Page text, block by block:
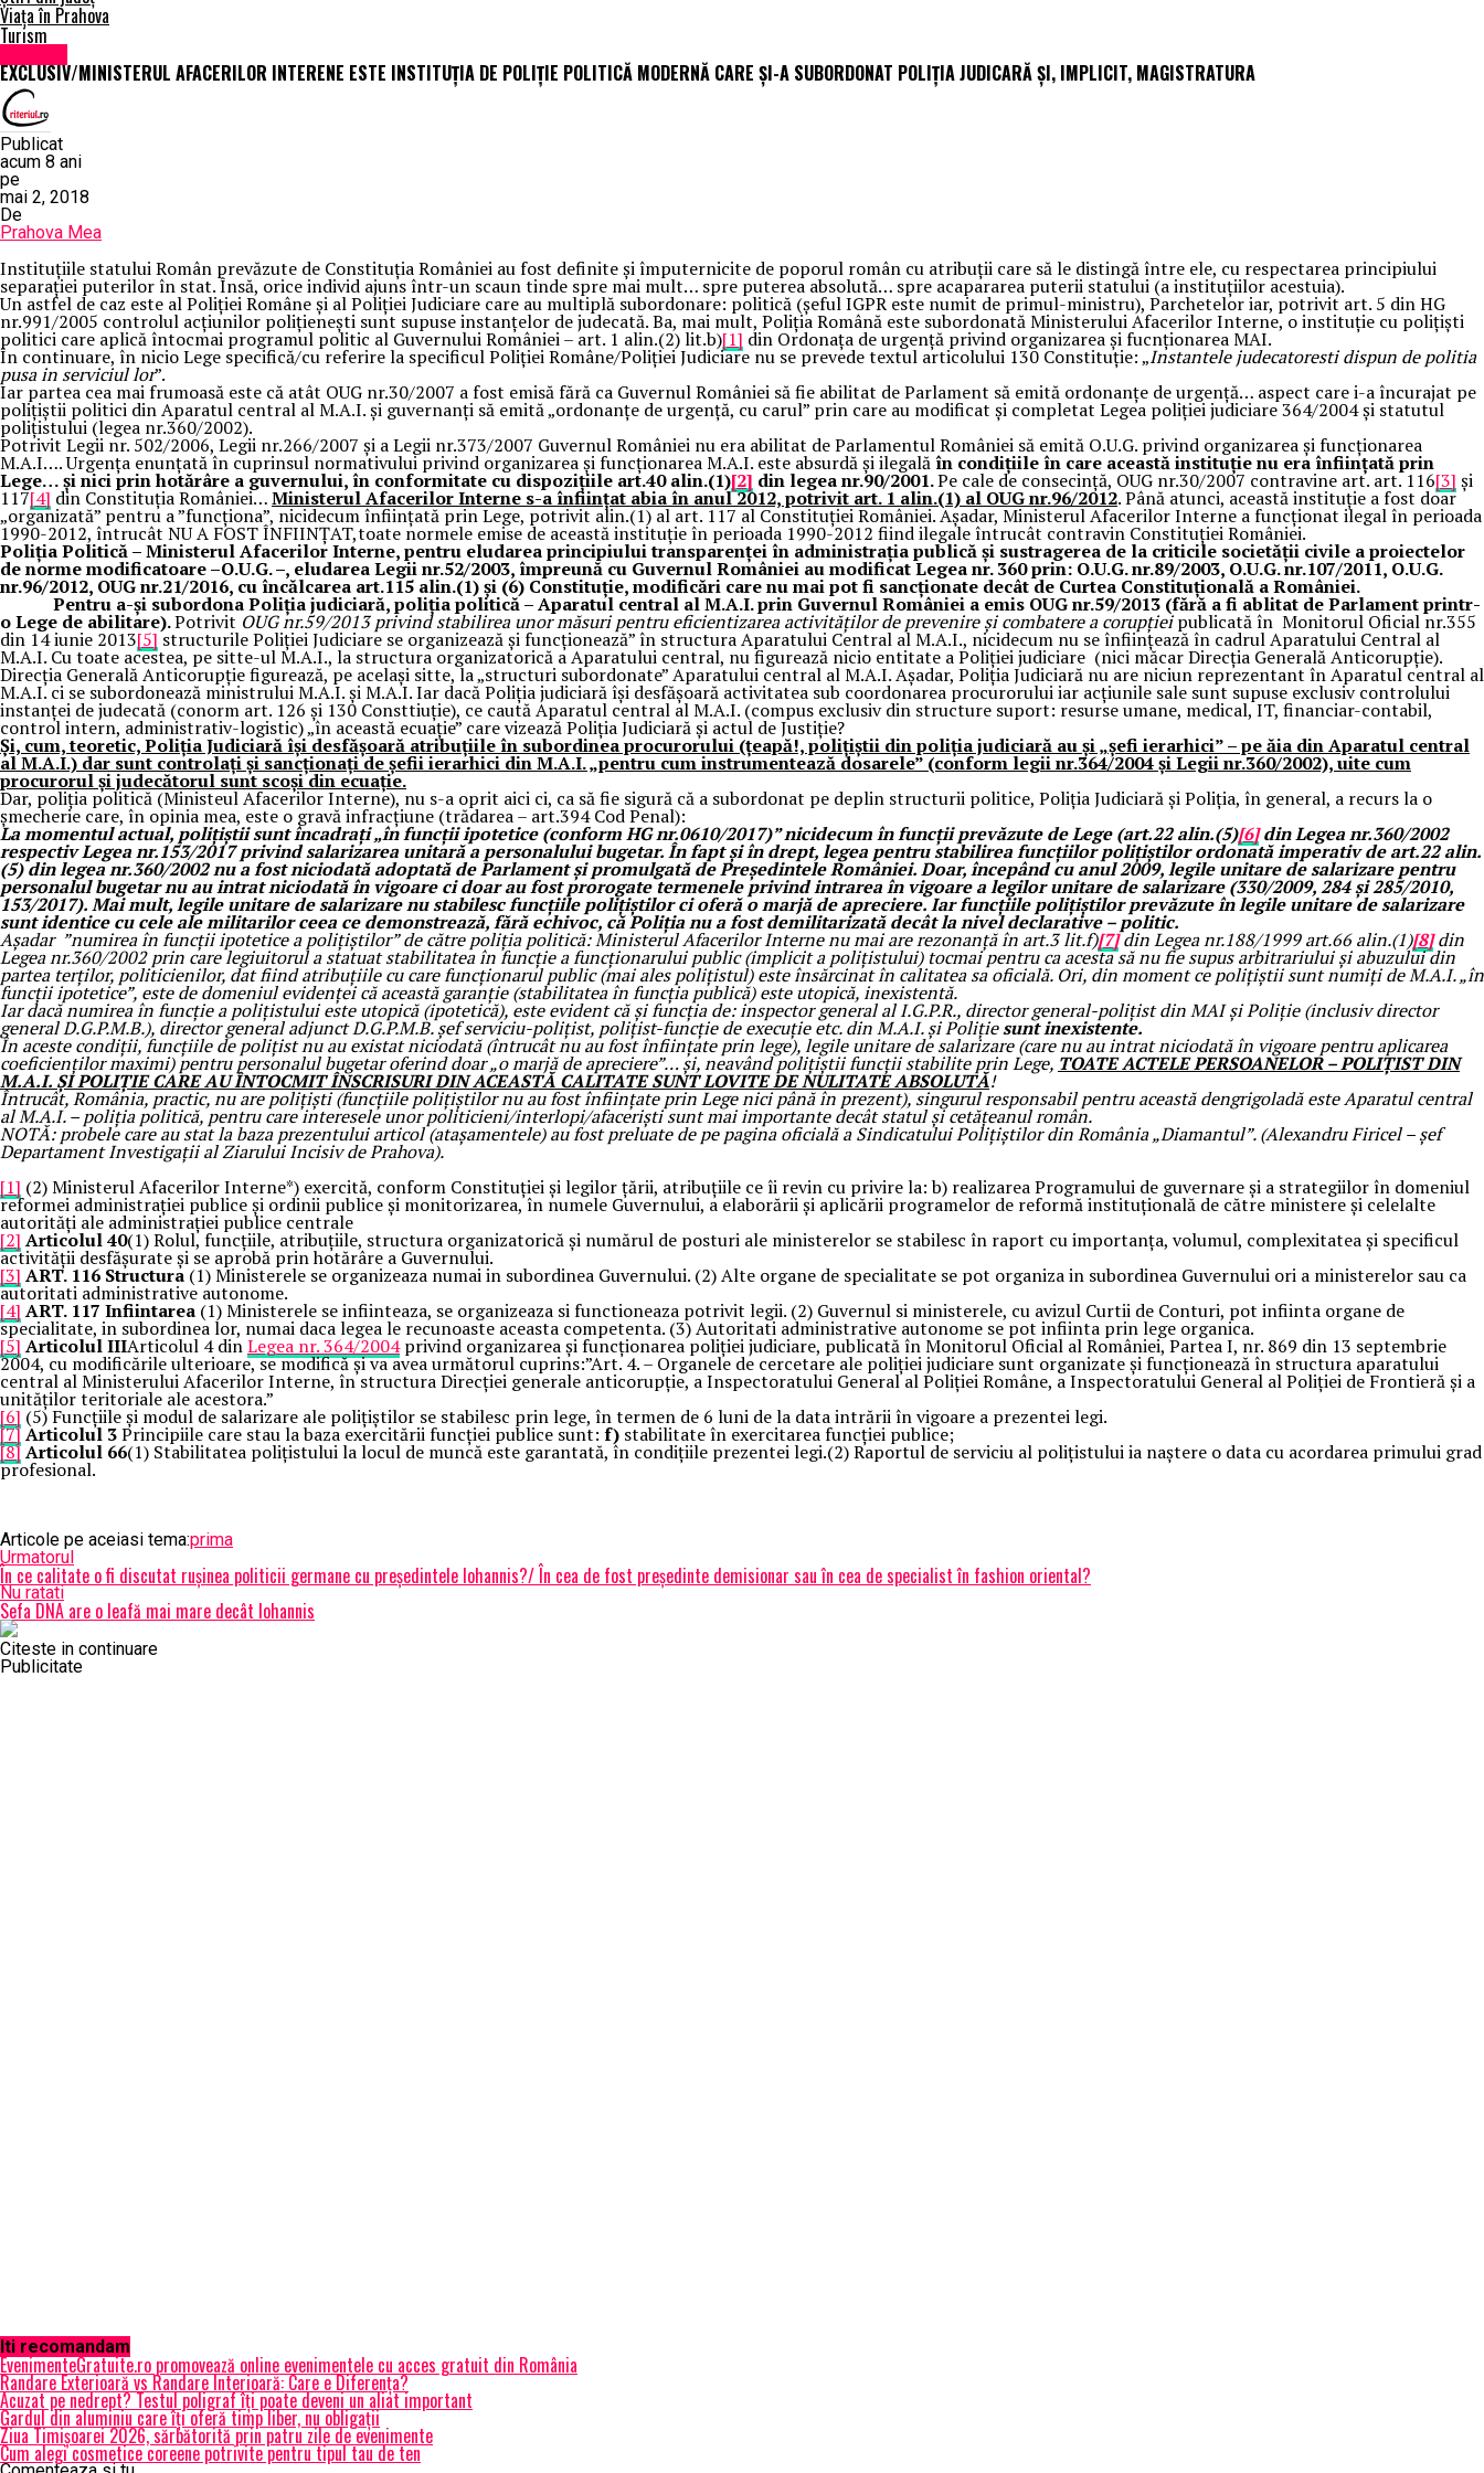
Viața în Prahova
Turism
EXCLUSIV/MINISTERUL AFACERILOR INTERENE ESTE INSTITUȚIA DE POLIȚIE POLITICĂ MODERNĂ CARE ȘI-A SUBORDONAT POLIȚIA JUDICARĂ ȘI, IMPLICIT, MAGISTRATURA
Publicat
acum 8 ani
pe
mai 2, 2018
De
Prahova Mea
Instituțiile statului Român prevăzute de Constituția României au fost definite și împuternicite de poporul român cu atribuții care să le distingă între ele, cu respectarea principiului
separației puterilor în stat. Însă, orice individ ajuns într-un scaun tinde spre mai mult… spre puterea absolută… spre acapararea puterii statului (a instituțiilor acestuia).
Un astfel de caz este al Poliției Române și al Poliției Judiciare care au multiplă subordonare: politică (șeful IGPR este numit de primul-ministru), Parchetelor iar, potrivit art. 5 din HG
nr.991/2005 controlul acțiunilor polițienești sunt supuse instanțelor de judecată. Ba, mai mult, Poliția Română este subordonată Ministerului Afacerilor Interne, o instituție cu polițiști
politici care aplică întocmai programul politic al Guvernului României – art. 1 alin.(2) lit.b)[1] din Ordonața de urgență privind organizarea și fucnționarea MAI.
În continuare, în nicio Lege specifică/cu referire la specificul Poliției Române/Poliției Judiciare nu se prevede textul articolului 130 Constituție: „Instantele judecatoresti dispun de politia
pusa in serviciul lor”.
Iar partea cea mai frumoasă este că atât OUG nr.30/2007 a fost emisă fără ca Guvernul României să fie abilitat de Parlament să emită ordonanțe de urgență… aspect care i-a încurajat pe
polițiștii politici din Aparatul central al M.A.I. și guvernanți să emită „ordonanțe de urgență, cu carul” prin care au modificat și completat Legea poliției judiciare 364/2004 și statutul
polițistului (legea nr.360/2002).
Potrivit Legii nr. 502/2006, Legii nr.266/2007 și a Legii nr.373/2007 Guvernul României nu era abilitat de Parlamentul României să emită O.U.G. privind organizarea și funcționarea
M.A.I…. Urgența enunțată în cuprinsul normativului privind organizarea și funcționarea M.A.I. este absurdă și ilegală în condițiile în care această instituție nu era înființată prin
Lege… și nici prin hotărâre a guvernului, în conformitate cu dispozițiile art.40 alin.(1)[2] din legea nr.90/2001.Pe cale de consecință, OUG nr.30/2007 contravine art. art. 116[3] și
117[4] din Constituția României…Ministerul Afacerilor Interne s-a înființat abia în anul 2012, potrivit art. 1 alin.(1) al OUG nr.96/2012. Până atunci, această instituție a fost doar
„organizată” pentru a ”funcționa”, nicidecum înființată prin Lege, potrivit alin.(1) al art. 117 al Constituției României. Așadar, Ministerul Afacerilor Interne a funcționat ilegal în perioada
1990-2012, întrucât NU A FOST ÎNFIINȚAT,toate normele emise de această instituție în perioada 1990-2012 fiind ilegale întrucât contravin Constituției României.
Poliția Politică – Ministerul Afacerilor Interne, pentru eludarea principiului transparenței în administrația publică și sustragerea de la criticile societății civile a proiectelor
de norme modificatoare –O.U.G. –, eludarea Legii nr.52/2003, împreună cu Guvernul României au modificat Legea nr. 360 prin: O.U.G. nr.89/2003, O.U.G. nr.107/2011, O.U.G.
nr.96/2012, OUG nr.21/2016, cu încălcarea art.115 alin.(1) și (6) Constituție, modificări care nu mai pot fi sancționate decât de Curtea Constituțională a României.
Pentru a-și subordona Poliția judiciară, poliția politică – Aparatul central al M.A.I. prin Guvernul României a emis OUG nr.59/2013 (fără a fi ablitat de Parlament printr-
o Lege de abilitare).Potrivit OUG nr.59/2013 privind stabilirea unor măsuri pentru eficientizarea activităţilor de prevenire şi combatere a corupţieipublicată în Monitorul Oficial nr.355
din 14 iunie 2013[5]structurile Poliției Judiciare se organizează și funcționează” în structura Aparatului Central al M.A.I., nicidecum nu se înființează în cadrul Aparatului Central al
M.A.I. Cu toate acestea, pe sitte-ul M.A.I., la structura organizatorică a Aparatului central, nu figurează nicio entitate a Poliției judiciare (nici măcar Direcția Generală Anticorupție).
Direcția Generală Anticorupție figurează, pe același sitte, la „structuri subordonate” Aparatului central al M.A.I. Așadar, Poliția Judiciară nu are niciun reprezentant în Aparatul central al
M.A.I. ci se subordonează ministrului M.A.I. și M.A.I. Iar dacă Poliția judiciară își desfășoară activitatea sub coordonarea procurorului iar acțiunile sale sunt supuse exclusiv controlului
instanței de judecată (conorm art. 126 și 130 Consttiuție), ce caută Aparatul central al M.A.I. (compus exclusiv din structure suport: resurse umane, medical, IT, financiar-contabil,
control intern, administrativ-logistic) „în această ecuație” care vizează Poliția Judiciară și actul de Justiție?
Și, cum, teoretic, Poliția Judiciară își desfășoară atribuțiile în subordinea procurorului (țeapă!, polițiștii din poliția judiciară au și „șefi ierarhici” – pe ăia din Aparatul central
al M.A.I.) dar sunt controlați și sancționați de șefii ierarhici din M.A.I. „pentru cum instrumentează dosarele” (conform legii nr.364/2004 și Legii nr.360/2002), uite cum
procurorul și judecătorul sunt scoși din ecuație.
Dar, poliția politică (Ministeul Afacerilor Interne), nu s-a oprit aici ci, ca să fie sigură că a subordonat pe deplin structurii politice, Poliția Judiciară și Poliția, în general, a recurs la o
șmecherie care, în opinia mea, este o gravă infracțiune (trădarea – art.394 Cod Penal):
La momentul actual, polițiștii sunt încadrați „în funcții ipotetice (conform HG nr.0610/2017)” nicidecum în funcții prevăzute de Lege (art.22 alin.(5)[6]din Legea nr.360/2002
respectiv Legea nr.153/2017 privind salarizarea unitară a personalului bugetar. În fapt și în drept, legea pentru stabilirea funcțiilor polițiștilor ordonată imperativ de art.22 alin.
(5) din legea nr.360/2002 nu a fost niciodată adoptată de Parlament și promulgată de Președintele României. Doar, începând cu anul 2009, legile unitare de salarizare pentru
personalul bugetar nu au intrat niciodată în vigoare ci doar au fost prorogate termenele privind intrarea în vigoare a legilor unitare de salarizare (330/2009, 284 și 285/2010,
153/2017). Mai mult, legile unitare de salarizare nu stabilesc funcțiile polițiștilor ci oferă o marjă de apreciere. Iar funcțiile polițiștilor prevăzute în legile unitare de salarizare
sunt identice cu cele ale militarilor ceea ce demonstrează, fără echivoc, că Poliția nu a fost demilitarizată decât la nivel declarative – politic.
Așadar ”numirea în funcții ipotetice a polițiștilor” de către poliția politică: Ministerul Afacerilor Interne nu mai are rezonanță în art.3 lit.f)[7]din Legea nr.188/1999 art.66 alin.(1)[8]din
Legea nr.360/2002 prin care legiuitorul a statuat stabilitatea în funcție a funcționarului public (implicit a polițistului) tocmai pentru ca acesta să nu fie supus arbitrariului și abuzului din
partea terților, politicienilor, dat fiind atribuțiile cu care funcționarul public (mai ales polițistul) este însărcinat în calitatea sa oficială. Ori, din moment ce polițiștii sunt numiți de M.A.I. „în
funcții ipotetice”, este de domeniul evidenței că această garanție (stabilitatea în funcția publică) este utopică, inexistentă.
Iar dacă numirea în funcție a polițistului este utopică (ipotetică), este evident că și funcția de: inspector general al I.G.P.R., director general-polițist din MAI și Poliție (inclusiv director
general D.G.P.M.B.), director general adjunct D.G.P.M.B. șef serviciu-polițist, polițist-funcție de execuție etc. din M.A.I. și Polițiesunt inexistente.
În aceste condiții, funcțiile de polițist nu au existat niciodată (întrucât nu au fost înființate prin lege), legile unitare de salarizare (care nu au intrat niciodată în vigoare pentru aplicarea
coeficienților maximi) pentru personalul bugetar oferind doar „o marjă de apreciere”… și, neavând polițiștii funcții stabilite prin Lege, TOATE ACTELE PERSOANELOR – POLIȚIST DIN
M.A.I. ȘI POLIȚIE CARE AU ÎNTOCMIT ÎNSCRISURI DIN ACEASTĂ CALITATE SUNT LOVITE DE NULITATE ABSOLUTĂ!
Întrucât, România, practic, nu are polițiști (funcțiile polițiștilor nu au fost înființate prin Lege nici până în prezent), singurul responsabil pentru această dengrigoladă este Aparatul central
al M.A.I. – poliția politică, pentru care interesele unor politicieni/interlopi/afaceriști sunt mai importante decât statul și cetățeanul român.
NOTĂ: probele care au stat la baza prezentului articol (atașamentele) au fost preluate de pe pagina oficială a Sindicatului Polițiștilor din România „Diamantul”. (Alexandru Firicel – șef
Departament Investigații al Ziarului Incisiv de Prahova).
[1] (2) Ministerul Afacerilor Interne*) exercită, conform Constituţiei şi legilor ţării, atribuţiile ce îi revin cu privire la: b) realizarea Programului de guvernare şi a strategiilor în domeniul
reformei administraţiei publice şi ordinii publice şi monitorizarea, în numele Guvernului, a elaborării şi aplicării programelor de reformă instituţională de către ministere şi celelalte
autorităţi ale administraţiei publice centrale
[2] Articolul 40(1) Rolul, funcțiile, atribuțiile, structura organizatorică și numărul de posturi ale ministerelor se stabilesc în raport cu importanța, volumul, complexitatea și specificul
activității desfășurate și se aprobă prin hotărâre a Guvernului.
[3] ART. 116 Structura (1) Ministerele se organizeaza numai in subordinea Guvernului. (2) Alte organe de specialitate se pot organiza in subordinea Guvernului ori a ministerelor sau ca
autoritati administrative autonome.
[4] ART. 117 Infiintarea (1) Ministerele se infiinteaza, se organizeaza si functioneaza potrivit legii. (2) Guvernul si ministerele, cu avizul Curtii de Conturi, pot infiinta organe de
specialitate, in subordinea lor, numai daca legea le recunoaste aceasta competenta. (3) Autoritati administrative autonome se pot infiinta prin lege organica.
[5] Articolul IIIArticolul 4 dinLegea nr. 364/2004privind organizarea şi funcţionarea poliţiei judiciare, publicată în Monitorul Oficial al României, Partea I, nr. 869 din 13 septembrie
2004, cu modificările ulterioare, se modifică şi va avea următorul cuprins:”Art. 4. – Organele de cercetare ale poliţiei judiciare sunt organizate şi funcţionează în structura aparatului
central al Ministerului Afacerilor Interne, în structura Direcţiei generale anticorupţie, a Inspectoratului General al Poliţiei Române, a Inspectoratului General al Poliţiei de Frontieră şi a
unităţilor teritoriale ale acestora.”
[6] (5) Funcțiile și modul de salarizare ale polițiștilor se stabilesc prin lege, în termen de 6 luni de la data intrării în vigoare a prezentei legi.
[7]Articolul 3Principiile care stau la baza exercitării funcției publice sunt: f) stabilitate în exercitarea funcției publice;
[8]Articolul 66(1) Stabilitatea polițistului la locul de muncă este garantată, în condițiile prezentei legi.(2) Raportul de serviciu al polițistului ia naștere o data cu acordarea primului grad
profesional.
Articole pe aceiasi tema:prima
Urmatorul
În ce calitate o fi discutat rușinea politicii germane cu președintele Iohannis?/ În cea de fost președinte demisionar sau în cea de specialist în fashion oriental?
Nu ratati
Sefa DNA are o leafă mai mare decât Iohannis
Citeste in continuare
Publicitate
Iti recomandam
EvenimenteGratuite.ro promovează online evenimentele cu acces gratuit din România
Randare Exterioară vs Randare Interioară: Care e Diferența?
Acuzat pe nedrept? Testul poligraf îţi poate deveni un aliat important
Gardul din aluminiu care îți oferă timp liber, nu obligații
Ziua Timișoarei 2026, sărbătorită prin patru zile de evenimente
Cum alegi cosmetice coreene potrivite pentru tipul tau de ten